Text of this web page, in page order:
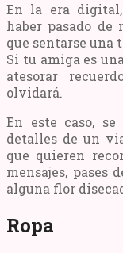
En la era
haber pasado
que sentarse una
Si tu amiga es
atesorar
olvidará.
En este caso,
detalles de un
que quieren
mensajes, pases
alguna flor
Ropa